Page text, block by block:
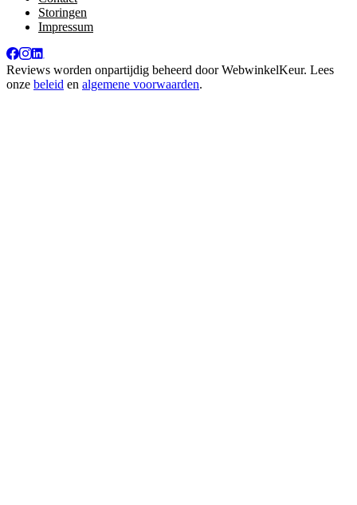
Storingen
Impressum
Reviews worden onpartijdig beheerd doorWebwinkelKeur. Lees
onze beleid en algemene voorwaarden.